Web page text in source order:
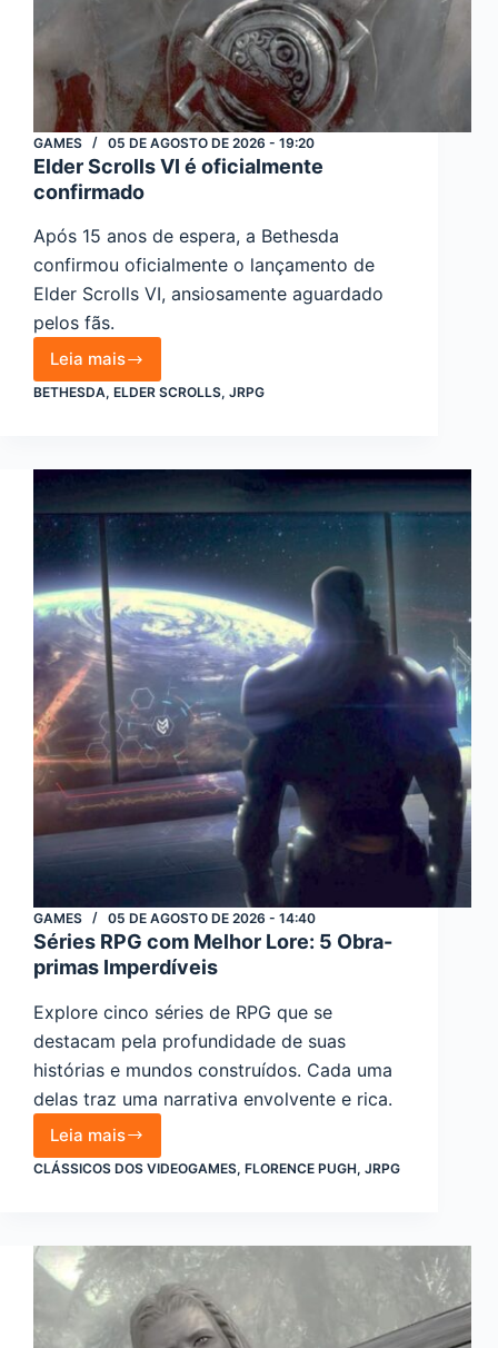
GAMES 05 DE AGOSTO DE 2026 - 19:20
Elder Scrolls VI é oficialmente
confirmado
Após 15 anos de espera, a Bethesda
confirmou oficialmente o lançamento de
Elder Scrolls VI, ansiosamente aguardado
pelos fãs.
Leia mais
Elder
Scrolls
confirmado
BETHESDA, ELDER SCROLLS, JRPG
GAMES 05 DE AGOSTO DE 2026 - 14:40
Séries RPG com Melhor Lore: 5 Obra-
primas Imperdíveis
Explore cinco séries de RPG que se
destacam pela profundidade de suas
histórias e mundos construídos. Cada uma
delas traz uma narrativa envolvente e rica.
Leia mais
Séries
RPG
5
Obra-
primas
CLÁSSICOS DOS VIDEOGAMES, FLORENCE PUGH, JRPG